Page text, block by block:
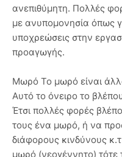
ανεπιθύμητη. Πολλές
με ανυπομονησία όπως
υποχρεώσεις στην
προαγωγής.
Μωρό Το μωρό είναι
Αυτό το όνειρο το
Έτσι πολλές φορές
τους ένα μωρό, ή να
διάφορους κινδύνους
μωρό (νεογέννητο) τότε